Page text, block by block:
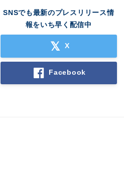
SNSでも最新のプレスリリース情
報をいち早く配信中
X
Facebook